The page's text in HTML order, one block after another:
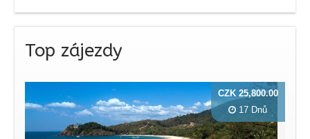
Top zájezdy
CZK 25,800.00
17 Dnů